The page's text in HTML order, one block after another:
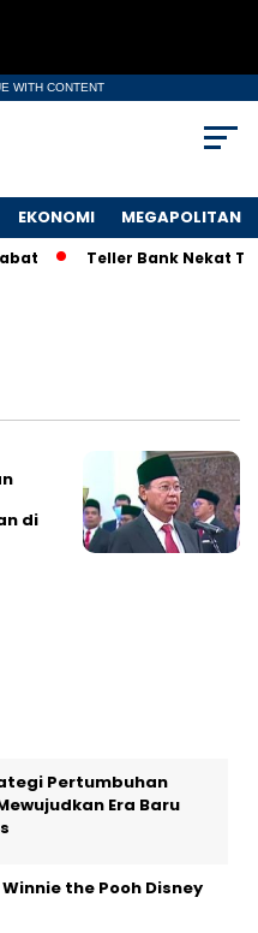
WITH CONTENT
EKONOMI MEGAPOLITAN
Teller Bank Nekat
di
Pertumbuhan
Era Baru
the Pooh Disney